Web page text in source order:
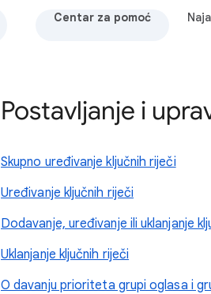
Centar za pomoć
Postavljanje i
Skupno uređivanje ključnih riječi
Uređivanje ključnih riječi
Dodavanje, uređivanje ili uklanjanje
Uklanjanje ključnih riječi
O davanju prioriteta grupi oglasa i